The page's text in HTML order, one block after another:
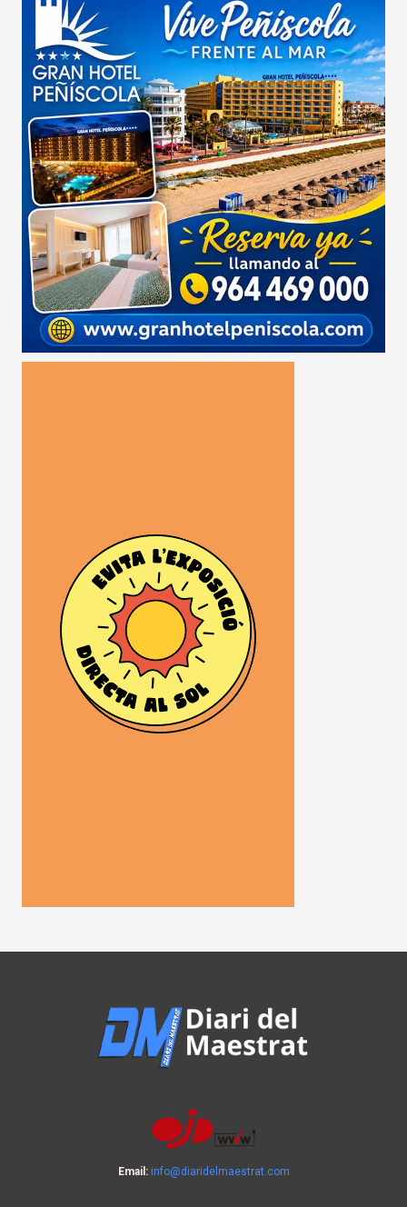
Email: info@diaridelmaestrat.com